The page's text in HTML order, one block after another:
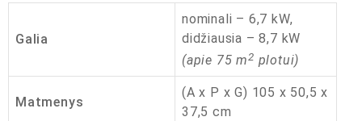
Galia
nominali – 6,7 kW,
didžiausia – 8,7 kW
(apie 75 m 2 plotui)
Matmenys
(A x P x G) 105 x 50,5 x
37,5 cm